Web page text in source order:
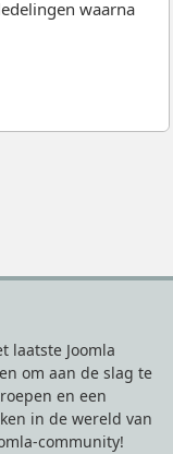
waarna
laatste Joomla
om aan de slag te
en een
in de wereld van
community!